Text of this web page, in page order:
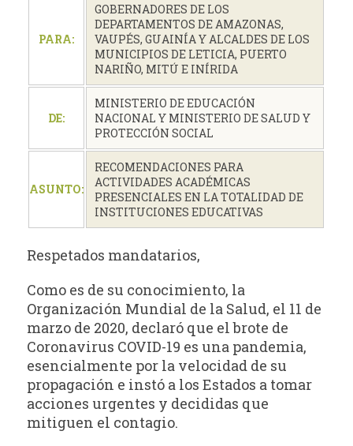
PARA:
GOBERNADORES DE LOS
DEPARTAMENTOS DE AMAZONAS,
VAUPÉS, GUAINÍA Y ALCALDES DE LOS
MUNICIPIOS DE LETICIA, PUERTO
NARIÑO, MITÚ E INÍRIDA
DE:
MINISTERIO DE EDUCACIÓN
NACIONAL Y MINISTERIO DE SALUD Y
PROTECCIÓN SOCIAL
ASUNTO:
RECOMENDACIONES PARA
ACTIVIDADES ACADÉMICAS
PRESENCIALES EN LA TOTALIDAD DE
INSTITUCIONES EDUCATIVAS
Respetados mandatarios,
Como es de su conocimiento, la
Organización Mundial de la Salud, el 11 de
marzo de 2020, declaró que el brote de
Coronavirus COVID-19 es una pandemia,
esencialmente por la velocidad de su
propagación e instó a los Estados a tomar
acciones urgentes y decididas que
mitiguen el contagio.